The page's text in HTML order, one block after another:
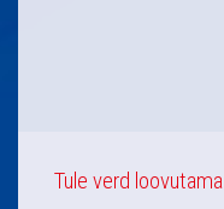
Tule verd loovutama